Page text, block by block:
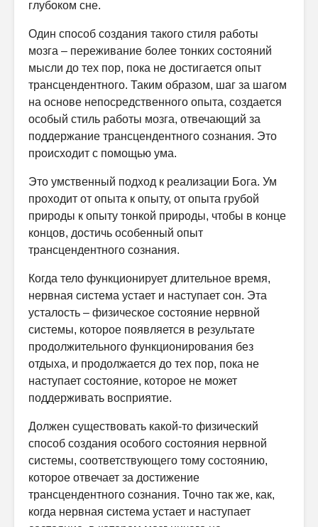
глубоком сне.
Один способ создания такого стиля работы
мозга – переживание более тонких состояний
мысли до тех пор, пока не достигается опыт
трансцендентного. Таким образом, шаг за шагом
на основе непосредственного опыта, создается
особый стиль работы мозга, отвечающий за
поддержание трансцендентного сознания. Это
происходит с помощью ума.
Это умственный подход к реализации Бога. Ум
проходит от опыта к опыту, от опыта грубой
природы к опыту тонкой природы, чтобы в конце
концов, достичь особенный опыт
трансцендентного сознания.
Когда тело функционирует длительное время,
нервная система устает и наступает сон. Эта
усталость – физическое состояние нервной
системы, которое появляется в результате
продолжительного функционирования без
отдыха, и продолжается до тех пор, пока не
наступает состояние, которое не может
поддерживать восприятие.
Должен существовать какой-то физический
способ создания особого состояния нервной
системы, соответствующего тому состоянию,
которое отвечает за достижение
трансцендентного сознания. Точно так же, как,
когда нервная система устает и наступает